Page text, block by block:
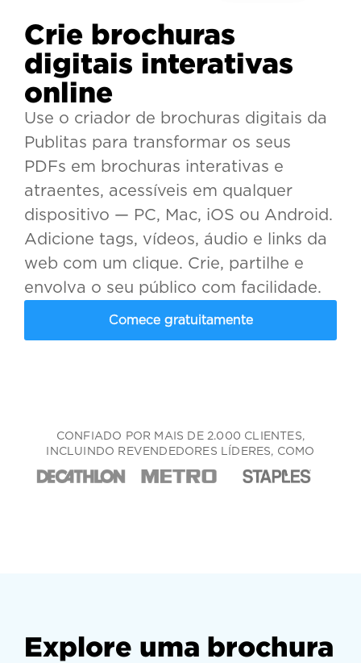
Crie brochuras
digitais interativas
online
Use o criador de brochuras digitais da
Publitas para transformar os seus
PDFs em brochuras interativas e
atraentes, acessíveis em qualquer
dispositivo — PC, Mac, iOS ou Android.
Adicione tags, vídeos, áudio e links da
web com um clique. Crie, partilhe e
envolva o seu público com facilidade.
Comece gratuitamente
CONFIADO POR MAIS DE 2.000 CLIENTES,
INCLUINDO REVENDEDORES LÍDERES, COMO
Explore uma brochura